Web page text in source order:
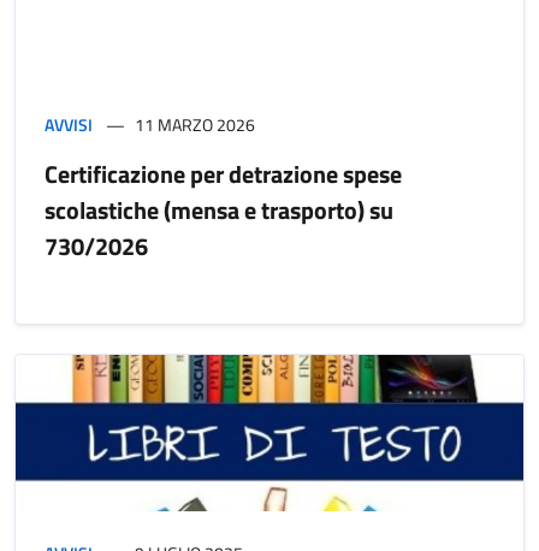
AVVISI 11 MARZO 2026
Certificazione per detrazione spese
scolastiche (mensa e trasporto) su
730/2026